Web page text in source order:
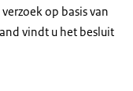
op basis van
vindt u het besluit